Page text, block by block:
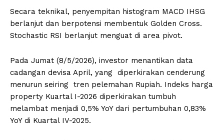
Secara teknikal, penyempitan histogram MACD IHSG
berlanjut dan berpotensi membentuk Golden Cross.
Stochastic RSI berlanjut menguat di area pivot.
Pada Jumat (8/5/2026), investor menantikan data
cadangan devisa April, yang diperkirakan cenderung
menurun seiring tren pelemahan Rupiah. Indeks harga
property Kuartal I-2026 diperkirakan tumbuh
melambat menjadi 0,5% YoY dari pertumbuhan 0,83%
YoY di Kuartal IV-2025.